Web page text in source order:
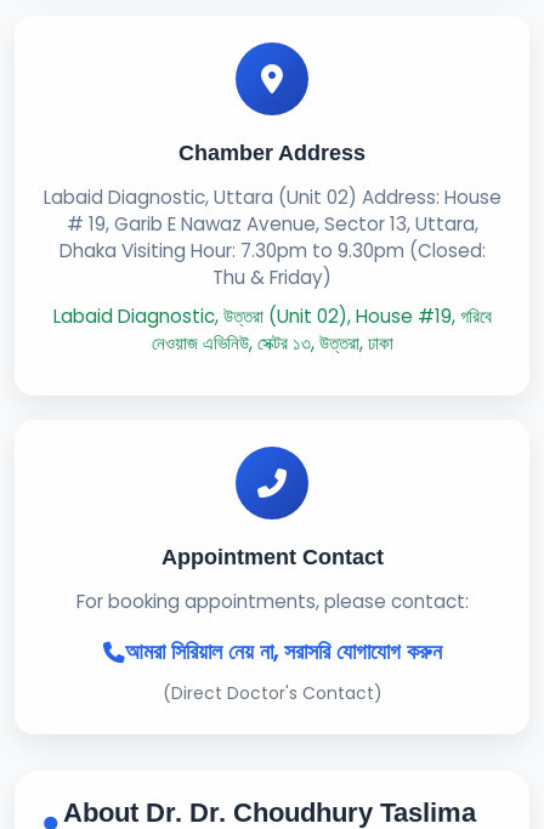
Chamber Address
Labaid Diagnostic, Uttara (Unit 02) Address: House
# 19, Garib E Nawaz Avenue, Sector 13, Uttara,
Dhaka Visiting Hour: 7.30pm to 9.30pm (Closed:
Thu & Friday)
Labaid Diagnostic, উত্তরা (Unit 02), House #19, গরিবে
নেওয়াজ এভিনিউ, সেক্টর ১৩, উত্তরা, ঢাকা
Appointment Contact
For booking appointments, please contact:
আমরা সিরিয়াল নেয় না, সরাসরি যোগাযোগ করুন
(Direct Doctor's Contact)
About Dr. Dr. Choudhury Taslima